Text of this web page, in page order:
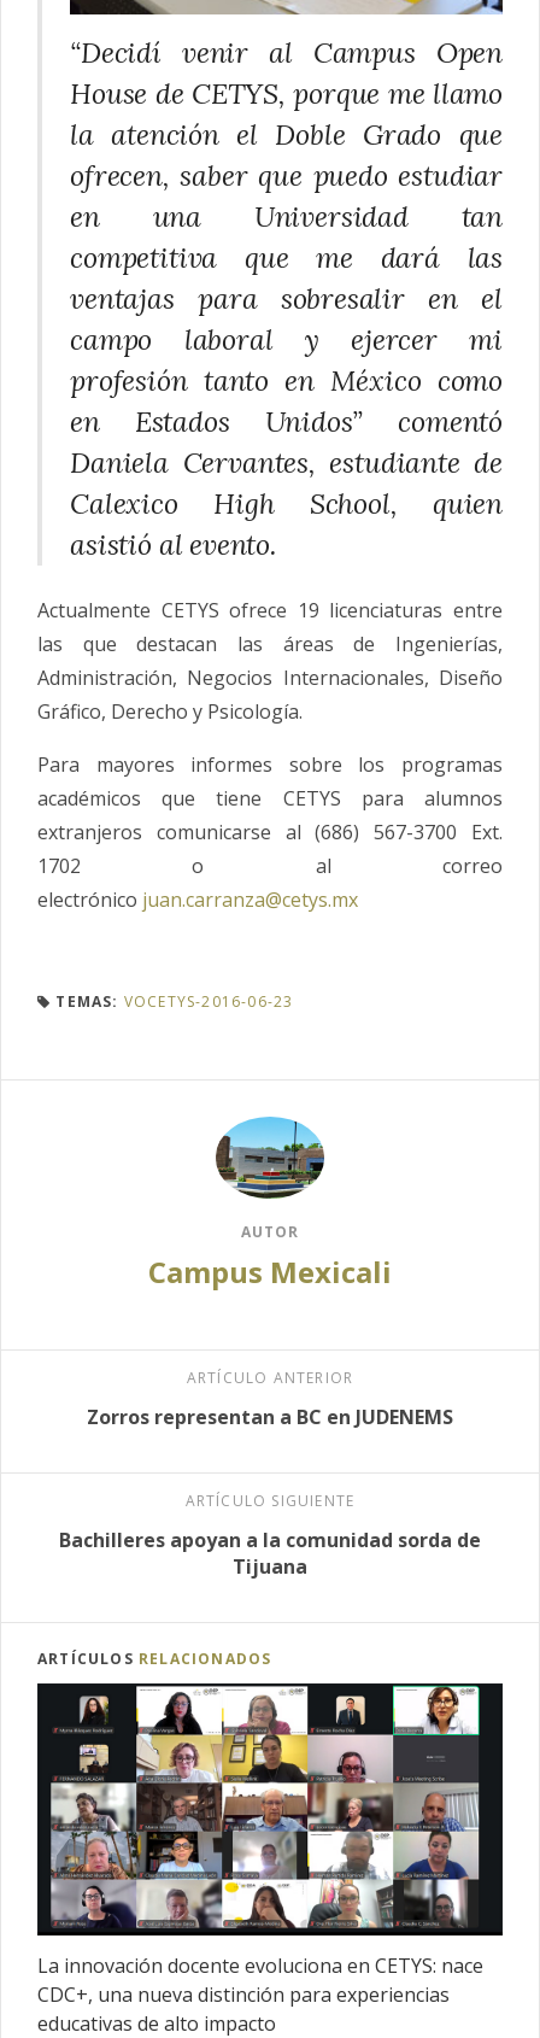
“Decidí venir al Campus Open
House de CETYS, porque me llamo
la atención el Doble Grado que
ofrecen, saber que puedo estudiar
en una Universidad tan
competitiva que me dará las
ventajas para sobresalir en el
campo laboral y ejercer mi
profesión tanto en México como
en Estados Unidos” comentó
Daniela Cervantes, estudiante de
Calexico High School, quien
asistió al evento.
Actualmente CETYS ofrece 19 licenciaturas entre
las que destacan las áreas de Ingenierías,
Administración, Negocios Internacionales, Diseño
Gráfico, Derecho y Psicología.
Para mayores informes sobre los programas
académicos que tiene CETYS para alumnos
extranjeros comunicarse al (686) 567-3700 Ext.
1702 o al correo
electrónico juan.carranza@cetys.mx
TEMAS: VOCETYS-2016-06-23
AUTOR
Campus Mexicali
ARTÍCULO ANTERIOR
Zorros representan a BC en JUDENEMS
ARTÍCULO SIGUIENTE
Bachilleres apoyan a la comunidad sorda de
Tijuana
ARTÍCULOS RELACIONADOS
La innovación docente evoluciona en CETYS: nace
CDC+, una nueva distinción para experiencias
educativas de alto impacto